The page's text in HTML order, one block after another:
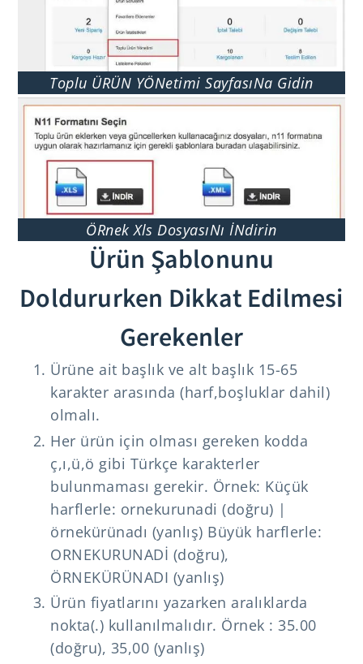
Toplu ÜRÜN YÖNetimi SayfasıNa Gidin
ÖRnek Xls DosyasıNı İNdirin
Ürün Şablonunu
Doldururken Dikkat Edilmesi
Gerekenler
Ürüne ait başlık ve alt başlık 15-65
karakter arasında (harf,boşluklar dahil)
olmalı.
Her ürün için olması gereken kodda
ç,ı,ü,ö gibi Türkçe karakterler
bulunmaması gerekir. Örnek: Küçük
harflerle: ornekurunadi (doğru) |
örnekürünadı (yanlış) Büyük harflerle:
ORNEKURUNADİ (doğru),
ÖRNEKÜRÜNADI (yanlış)
Ürün fiyatlarını yazarken aralıklarda
nokta(.) kullanılmalıdır. Örnek : 35.00
(doğru), 35,00 (yanlış)